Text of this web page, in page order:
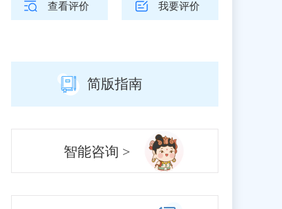
查看评价 我要评价
简版指南
智能咨询 >